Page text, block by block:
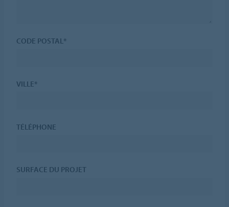
CODE POSTAL*
VILLE*
TÉLÉPHONE
SURFACE DU PROJET